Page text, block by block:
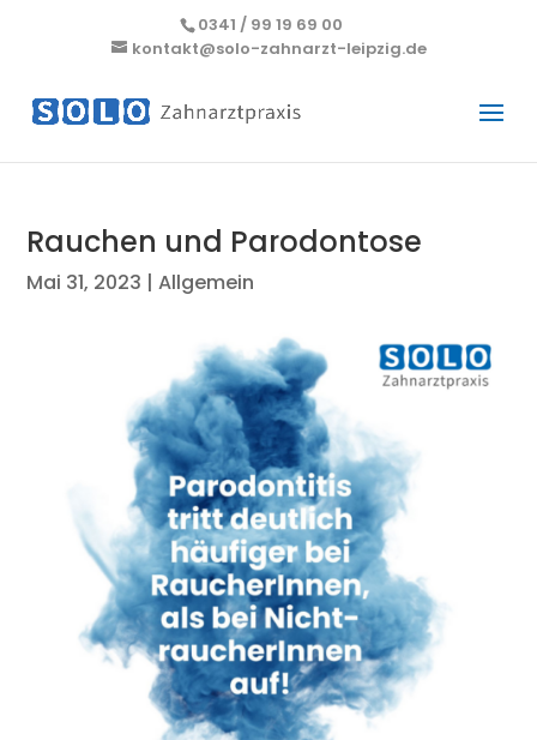
0341 / 99 19 69 00
kontakt@solo-zahnarzt-leipzig.de
Rauchen und Parodontose
Mai 31, 2023 |Allgemein